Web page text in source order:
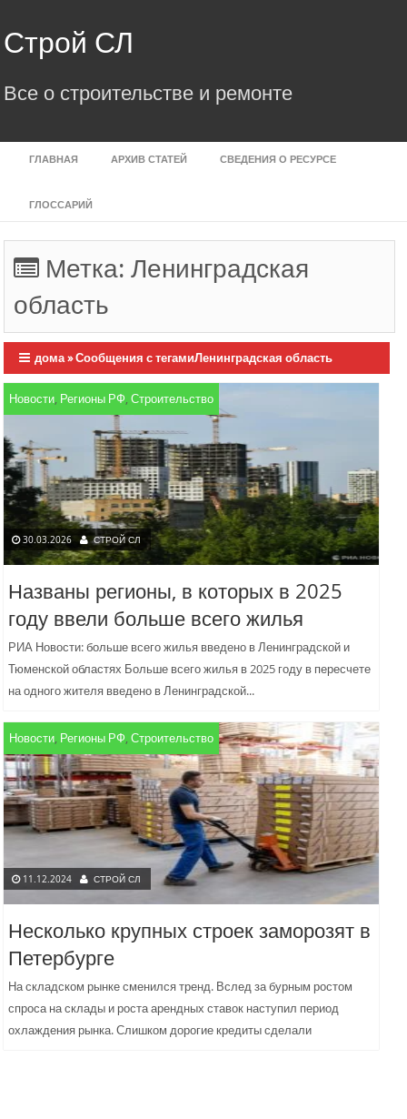
to
content
Строй СЛ
Все о строительстве и ремонте
ГЛАВНАЯ АРХИВ СТАТЕЙ СВЕДЕНИЯ О РЕСУРСЕ
ГЛОССАРИЙ
Метка:Ленинградская
область
дома»Сообщения с тегамиЛенинградская область
Новости Регионы РФ ,Строительство
30.03.2026 СТРОЙ СЛ
Названы регионы, в которых в 2025
году ввели больше всего жилья
РИА Новости: больше всего жилья введено в Ленинградской и
Тюменской областях Больше всего жилья в 2025 году в пересчете
на одного жителя введено в Ленинградской...
Новости, Регионы РФ,Строительство
11.12.2024 СТРОЙ СЛ
Несколько крупных строек заморозят в
Петербурге
На складском рынке сменился тренд. Вслед за бурным ростом
спроса на склады и роста арендных ставок наступил период
охлаждения рынка. Слишком дорогие кредиты сделали